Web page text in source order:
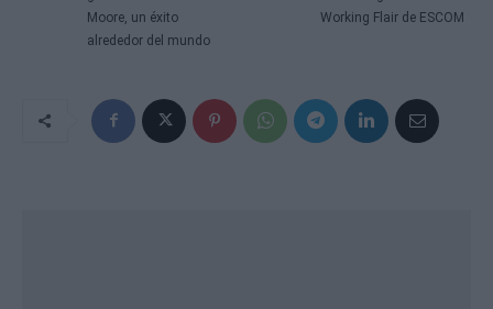
Moore, un éxito
alrededor del mundo
Working Flair de ESCOM